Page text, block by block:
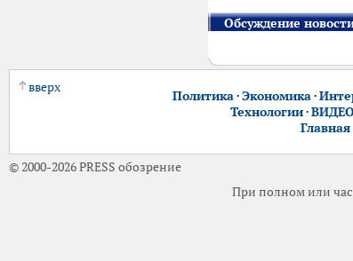
Обсуждение
вверх
Политика·Экономика·
Технологии·
Главная
© 2000-2026 PRESS обозрение
При полном или